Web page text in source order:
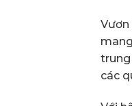
trung
các